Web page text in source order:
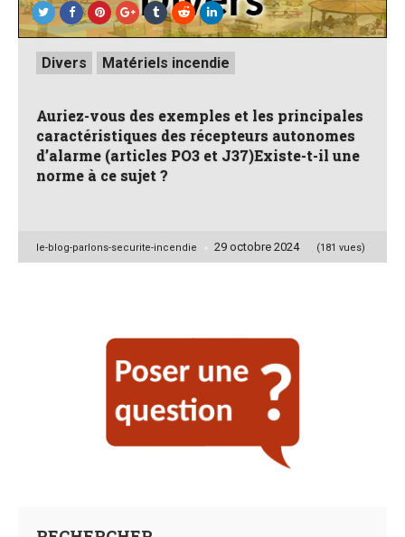
Posted
inDivers Matériels incendie
Auriez-vous des exemples et les principales
caractéristiques des récepteurs autonomes
d’alarme (articles PO3 et J37)Existe-t-il une
norme à ce sujet ?
Posted
le-blog-parlons-securite-incendie 29 octobre 2024 (181 vues)